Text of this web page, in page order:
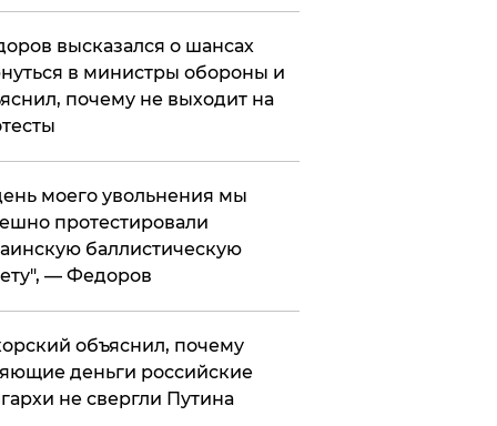
высказался о шансах
в министры обороны и
почему не выходит на
моего увольнения мы
протестировали
баллистическую
— Федоров
объяснил, почему
деньги российские
не свергли Путина